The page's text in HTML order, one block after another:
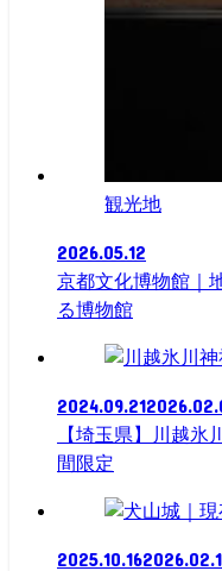
観光地
2026.05.12
京都文化博物館｜
る博物館
2024.09.21
【埼玉県】川越氷
間限定
2025.10.16